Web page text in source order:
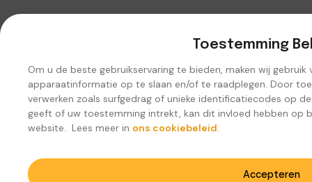
Toestemming
Om u de beste gebruikservaring te bieden, maken wij
apparaatinformatie op te slaan en/of te raadplegen. Door
verwerken zoals surfgedrag of unieke identificatiecodes op
geeft of uw toestemming intrekt, kan dit invloed hebben op
website. Lees meer in ons cookiebeleid.
Accepteren